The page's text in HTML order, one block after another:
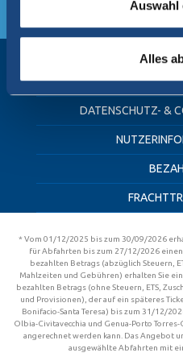
Auswahl
Alles
Ich habe die
DAS
DATENSCHUTZ- &
* Vom 01/12/2025 bis zum 30/09/2026
für Abfahrten bis zum 27/12/2026 einen
bezahlten Betrags (abzüglich Steuern,
Mahlzeiten und Gebühren) erhalten Sie
bezahlten Betrags (ohne Steuern, ETS,
und Provisionen), der auf ein späteres
Bonifacio-Santa Teresa) bis zum 31/12/
Olbia-Civitavecchia und Genua-Porto
angerechnet werden kann. Das Angebot
ausgewählte Abfahrten mit